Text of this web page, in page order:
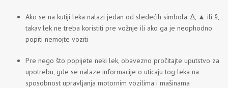
Ako se na kutiji leka nalazi jedan od sledećih simbola: ∆, ▲ ili §,
takav lek ne treba koristiti pre vožnje ili ako ga je neophodno
popiti nemojte voziti
Pre nego što popijete neki lek, obavezno pročitajte uputstvo za
upotrebu, gde se nalaze informacije o uticaju tog leka na
sposobnost upravljanja motornim vozilima i mašinama